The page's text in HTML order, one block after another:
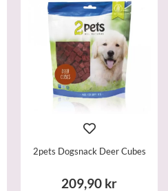
2pets Dogsnack Deer Cubes
209,90 kr